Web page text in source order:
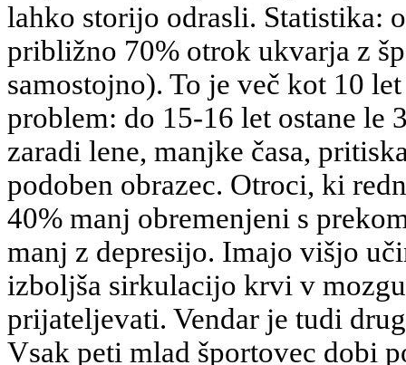
lahko storijo odrasli. Statistika:
približno 70% otrok ukvarja z
samostojno). To je več kot 10
problem: do 15-16 let ostane le
zaradi lene, manjke časa,
podoben obrazec. Otroci, ki
40% manj obremenjeni s
manj z depresijo. Imajo višjo
izboljša sirkulacijo krvi v
prijateljevati. Vendar je tudi
Vsak peti mlad športovec dobi